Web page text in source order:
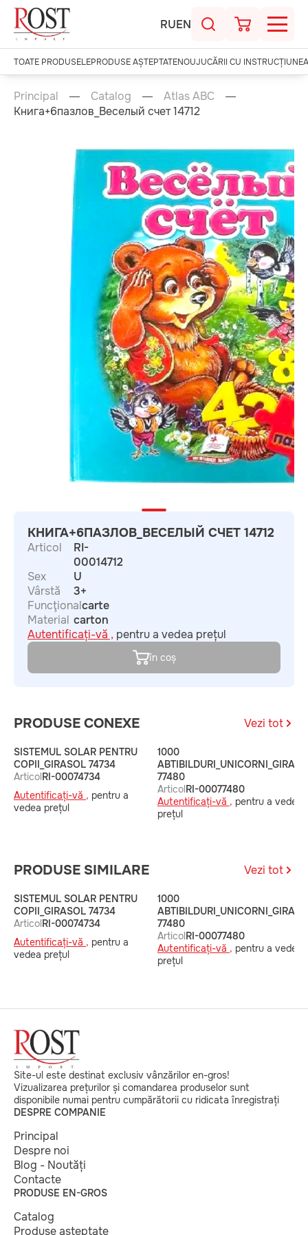
RUEN
TOATE PRODUSELEPRODUSE AȘTEPTATENOUJUCĂRII CU
Principal Catalog
Atlas ABC
Книга+6пазлов_Веселый счет 14712
КНИГА+6ПАЗЛОВ_ВЕСЕЛЫЙ СЧЕТ 14712
Articol
RI-
00014712
Sex
U
Vârstă
3+
Funcţionalcarte
Material carton
Autentificați-vă , pentru a vedea prețul
în coș
PRODUSE CONEXE Vezi tot
SISTEMUL SOLAR PENTRU
COPII_GIRASOL 74734
ArticolRI-00074734
Autentificați-vă , pentru a
vedea prețul
1000
77480
ArticolRI-00077480
Autentificați-vă , pentru a vedea
prețul
PRODUSE SIMILARE Vezi tot
SISTEMUL SOLAR PENTRU
COPII_GIRASOL 74734
ArticolRI-00074734
Autentificați-vă , pentru a
vedea prețul
1000
77480
ArticolRI-00077480
Autentificați-vă , pentru a vedea
prețul
Site-ul este destinat exclusiv vânzărilor en-gros!
Vizualizarea prețurilor și comandarea produselor sunt
disponibile numai pentru cumpărătorii cu ridicata înregistrați
DESPRE COMPANIE
Principal
Despre noi
Blog - Noutăți
Contacte
PRODUSE EN-GROS
Catalog
Produse așteptate